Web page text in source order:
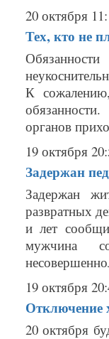
20 октября
Тех, кто не
К
органов
19 октября
Задержан
Задержан
развратных
и лет
мужчина
19 октября
Отключение
20 октября